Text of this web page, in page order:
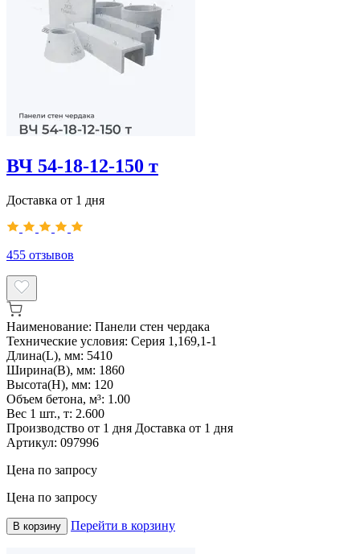
ВЧ 54-18-12-150 т
Доставка от 1 дня
455 отзывов
Наименование: Панели стен чердака
Технические условия: Серия 1,169,1-1
Длина(L), мм: 5410
Ширина(B), мм: 1860
Высота(H), мм: 120
Объем бетона, м³: 1.00
Вес 1 шт., т: 2.600
Производство от 1 дня Доставка от 1 дня
Артикул: 097996
Цена по запросу
Цена по запросу
В корзину Перейти в корзину